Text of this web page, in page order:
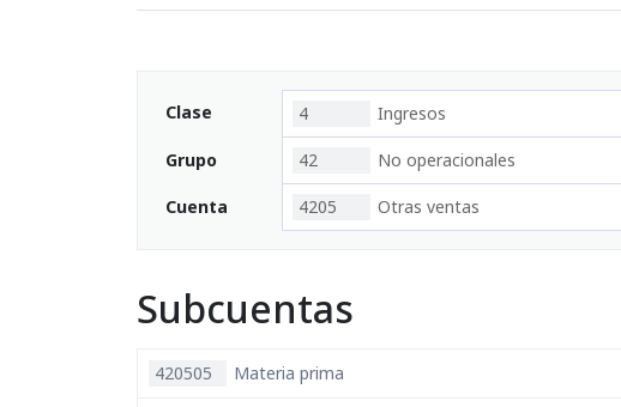
Clase 4 Ingresos
Grupo 42 No operacionales
Cuenta 4205 Otras ventas
Subcuentas
420505 Materia prima